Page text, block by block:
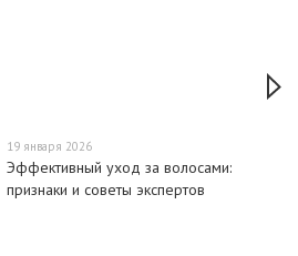
19 января 2026
Эффективный уход за волосами:
признаки и советы экспертов